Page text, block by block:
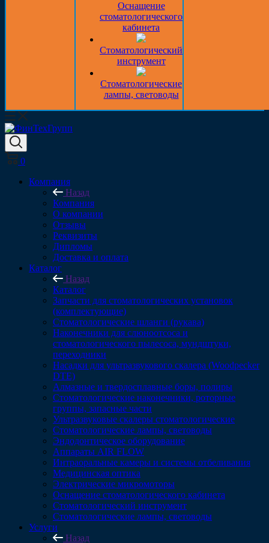
Оснащение
стоматологического
кабинета
Стоматологический
инструмент
Стоматологические
лампы, световоды
0
Компания
Назад
Компания
О компании
Отзывы
Реквизиты
Дипломы
Доставка и оплата
Каталог
Назад
Каталог
Запчасти для стоматологических установок
(комплектующие)
Стоматологические шланги (рукава)
Наконечники для слюноотсоса и
стоматологического пылесоса, мундштуки,
переходники
Насадки для ультразвукового скалера (Woodpecker
DTE)
Алмазные и твердосплавные боры, полиры
Стоматологические наконечники, роторные
группы, запасные части
Ультразвуковые скалеры стоматологические
Стоматологические лампы, световоды
Эндодонтическое оборудование
Аппараты AIR FLOW
Интраоральные камеры и системы отбеливания
Медицинская оптика
Электрические микромоторы
Оснащение стоматологического кабинета
Стоматологический инструмент
Стоматологические лампы, световоды
Услуги
Назад